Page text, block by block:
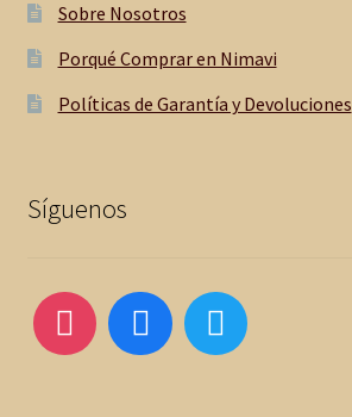
Sobre Nosotros
Porqué Comprar en Nimavi
Políticas de Garantía y Devoluciones
Síguenos